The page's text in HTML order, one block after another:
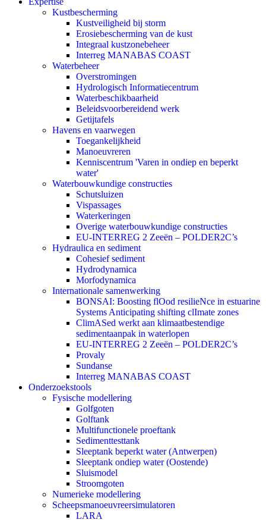
Kustbescherming
Kustveiligheid bij storm
Erosiebescherming van de kust
Integraal kustzonebeheer
Interreg MANABAS COAST
Waterbeheer
Overstromingen
Hydrologisch Informatiecentrum
Waterbeschikbaarheid
Beleidsvoorbereidend werk
Getijtafels
Havens en vaarwegen
Toegankelijkheid
Manoeuvreren
Kenniscentrum 'Varen in ondiep en beperkt
water'
Waterbouwkundige constructies
Schutsluizen
Vispassages
Waterkeringen
Overige waterbouwkundige constructies
EU-INTERREG 2 Zeeën – POLDER2C’s
Hydraulica en sediment
Cohesief sediment
Hydrodynamica
Morfodynamica
Internationale samenwerking
BONSAI: Boosting flOod resilieNce in estuarine
Systems Anticipating shifting clImate zones
ClimASed werkt aan klimaatbestendige
sedimentaanpak in waterlopen
EU-INTERREG 2 Zeeën – POLDER2C’s
Provaly
Sundanse
Interreg MANABAS COAST
Onderzoekstools
Fysische modellering
Golfgoten
Golftank
Multifunctionele proeftank
Sedimenttesttank
Sleeptank beperkt water (Antwerpen)
Sleeptank ondiep water (Oostende)
Sluismodel
Stroomgoten
Numerieke modellering
Scheepsmanoeuvreersimulatoren
LARA